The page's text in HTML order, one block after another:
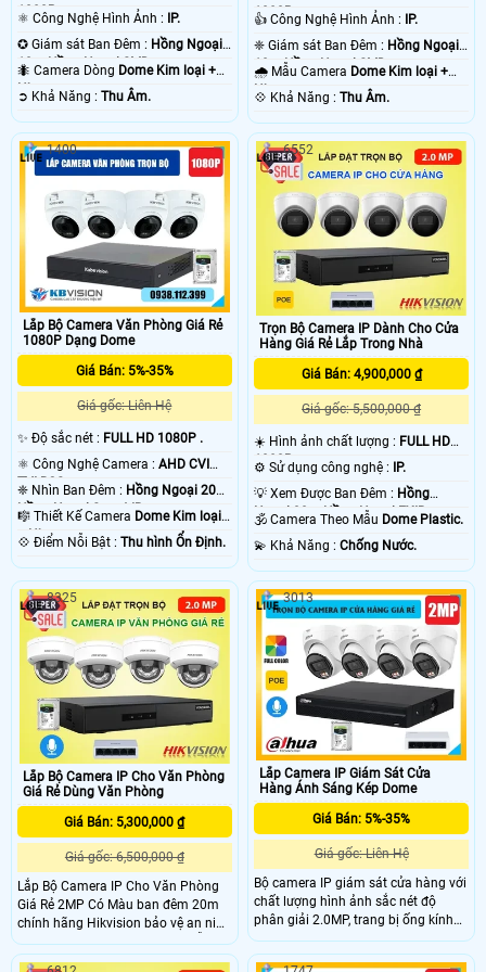
1080P .
⚛️ Công Nghệ Hình Ảnh :
IP.
✪ Giám sát Ban Đêm : Hồng Ngoại
10m Hồng Ngoại SMD.
🐜 Camera Dòng Dome Kim loại +
Nhựa.
️➲ Khả Năng : Thu Âm.
1080P .
👍 Công Nghệ Hình Ảnh : IP.
❈ Giám sát Ban Đêm : Hồng Ngoại
10m Hồng Ngoại SMD.
🌧️ Mẫu Camera Dome Kim loại +
Nhựa.
️💠 Khả Năng :Thu Âm.
Lắp Bộ Camera Văn Phòng Giá Rẻ
1080P Dạng Dome
Giá Bán: 5%-35%
Giá gốc: Liên Hệ
✨ Độ sắc nét : FULL HD 1080P .
⚛️ Công Nghệ Camera : AHD CVI
TVI BCS.
❈ Nhìn Ban Đêm : Hồng Ngoại 20m
Hồng Ngoại Smart IR.
🎼️ Thiết Kế Camera Dome Kim loại
+ Nhựa.
️💠 Điểm Nỗi Bật : Thu hình Ổn Định.
1400
Trọn Bộ Camera IP Dành Cho Cửa
Hàng Giá Rẻ Lắp Trong Nhà
Giá Bán: 4,900,000 ₫
Giá gốc: 5,500,000 ₫
☀️ Hình ảnh chất lượng : FULL HD
1080P .
⚙ Sử dụng công nghệ : IP.
💡 Xem Được Ban Đêm : Hồng
Ngoại 30m Hồng Ngoại EXIR.
🕉️ Camera Theo Mẫu Dome Plastic.
️💫 Khả Năng :Chống Nước.
6552
Lắp Bộ Camera IP Cho Văn Phòng
Giá Rẻ Dùng Văn Phòng
Giá Bán: 5,300,000 ₫
Giá gốc: 6,500,000 ₫
Lắp Bộ Camera IP Cho Văn Phòng
Giá Rẻ 2MP Có Màu ban đêm 20m
chính hãng Hikvision bảo vệ an ninh
văn phòng một cách tốt nhấthỗ trợ
ghi hình sắc nét cho hình ảnh
8325
Lắp Camera IP Giám Sát Cửa
Hàng Ánh Sáng Kép Dome
Giá Bán: 5%-35%
Giá gốc: Liên Hệ
Bộ camera IP giám sát cửa hàng với
chất lượng hình ảnh sắc nét độ
phân giải 2.0MP, trang bị ống kính
cố định 2. 8mm với góc nhìn rộng
105°, cùng với khả năng chiếu sáng
3013